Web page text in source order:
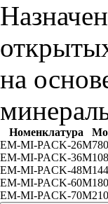
на
Номенклатура
EM-MI-PACK-26M
EM-MI-PACK-36M
EM-MI-PACK-48M
EM-MI-PACK-60M
EM-MI-PACK-70M